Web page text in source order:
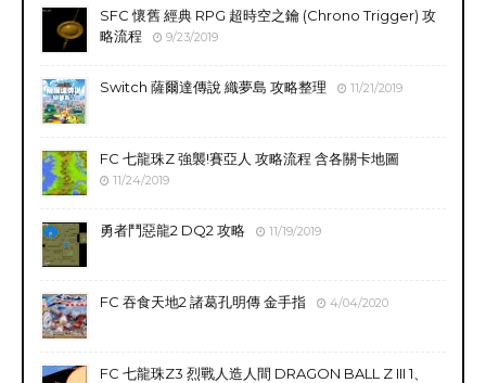
SFC 懷舊 經典 RPG 超時空之鑰 (Chrono Trigger) 攻
略流程
9/23/2019
Switch 薩爾達傳說 織夢島 攻略整理 11/21/2019
FC 七龍珠Z 強襲!賽亞人 攻略流程 含各關卡地圖
11/24/2019
勇者鬥惡龍2 DQ2 攻略 11/19/2019
FC 吞食天地2 諸葛孔明傳 金手指 4/04/2020
FC 七龍珠Z3 烈戰人造人間 DRAGON BALL Z III 1、